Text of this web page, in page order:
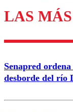
LAS
Senapred
desborde del río